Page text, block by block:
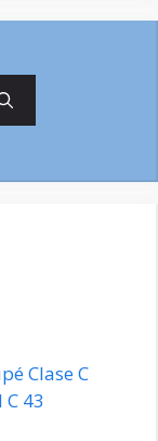
Clase C
43